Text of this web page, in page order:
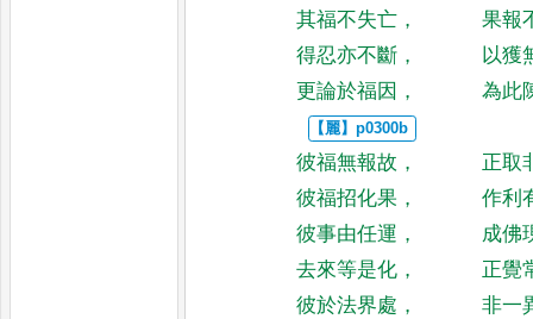
其福不失亡 ，
果報
得忍亦不斷 ，
以獲
更論於福因 ， 為此
彼福無報故 ，
正取
彼福招化果 ，
作利
彼事由任運 ，
成佛
去來等是化 ，
正覺
彼於法界處 ，
非一